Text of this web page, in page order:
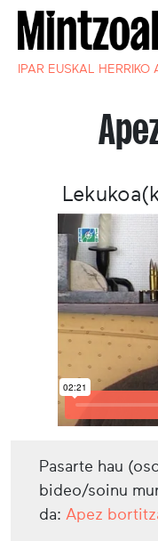
IPAR EUSKAL HERRIKO
Pasarte hau
bideo/soinu
da: Apez